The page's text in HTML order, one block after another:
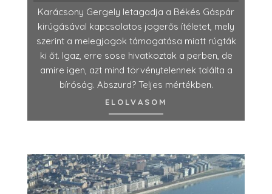
Karácsony Gergely letagadja a Békés Gáspár
kirúgásával kapcsolatos jogerős ítéletet, mely
szerint a melegjogok támogatása miatt rúgták
ki őt. Igaz, erre sose hivatkoztak a perben, de
amire igen, azt mind törvénytelennek találta a
bíróság. Abszurd? Teljes mértékben.
ELOLVASOM